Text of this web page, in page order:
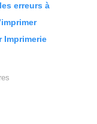
erreurs à
Imprimerie